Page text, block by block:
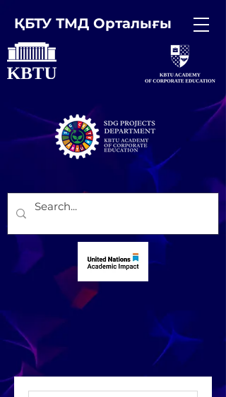
ҚБТУ ТМД Орталығы